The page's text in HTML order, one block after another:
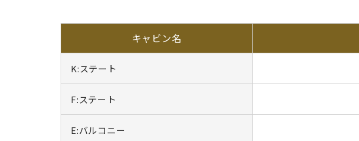
キャビン名
K:ステート
F:ステート
E:バルコニー